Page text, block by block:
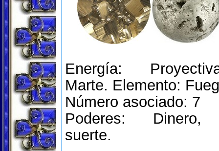
Energía:
Marte. Elemento:
Número asociado: 7
Poderes: Dinero,
suerte.